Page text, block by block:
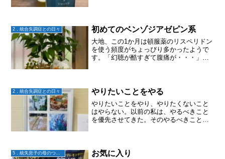
用買わないとなーとスーパーで...
2．統合失調症との日々 初めてのベンゾジアゼピン系
大地、この1か月は頓服薬のリスペリドン
を使う頻度がちょっぴり多かったようで
す。「幻聴が酷すぎて腹痛が・・・」
で。。。」「フラッシュバ...
2．統合失調症との日々 やりたいことをやる
やりたいことをやり、やりたくないこと
はやらない。以前の私は、やるべきこと
を優先させてきた。そのやるべきこと
だったかもしれない。だとし...
5．統失息子の母のつぶやき お気に入り